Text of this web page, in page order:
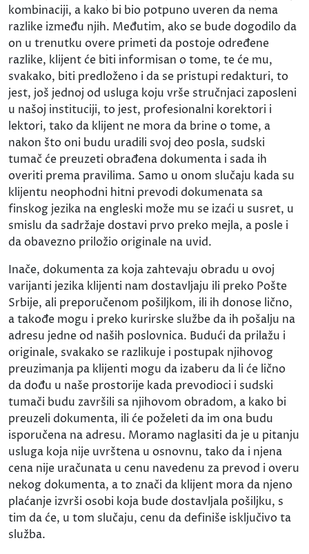
kombinaciji, a kako bi bio potpuno uveren da nema
razlike između njih. Međutim, ako se bude dogodilo da
on u trenutku overe primeti da postoje određene
razlike, klijent će biti informisan o tome, te će mu,
svakako, biti predloženo i da se pristupi redakturi, to
jest, još jednoj od usluga koju vrše stručnjaci zaposleni
u našoj instituciji, to jest, profesionalni korektori i
lektori, tako da klijent ne mora da brine o tome, a
nakon što oni budu uradili svoj deo posla, sudski
tumač će preuzeti obrađena dokumenta i sada ih
overiti prema pravilima. Samo u onom slučaju kada su
klijentu neophodni hitni prevodi dokumenata sa
finskog jezika na engleski može mu se izaći u susret, u
smislu da sadržaje dostavi prvo preko mejla, a posle i
da obavezno priložio originale na uvid.
Inače, dokumenta za koja zahtevaju obradu u ovoj
varijanti jezika klijenti nam dostavljaju ili preko Pošte
Srbije, ali preporučenom pošiljkom, ili ih donose lično,
a takođe mogu i preko kurirske službe da ih pošalju na
adresu jedne od naših poslovnica. Budući da prilažu i
originale, svakako se razlikuje i postupak njihovog
preuzimanja pa klijenti mogu da izaberu da li će lično
da dođu u naše prostorije kada prevodioci i sudski
tumači budu završili sa njihovom obradom, a kako bi
preuzeli dokumenta, ili će poželeti da im ona budu
isporučena na adresu. Moramo naglasiti da je u pitanju
usluga koja nije uvrštena u osnovnu, tako da i njena
cena nije uračunata u cenu navedenu za prevod i overu
nekog dokumenta, a to znači da klijent mora da njeno
plaćanje izvrši osobi koja bude dostavljala pošiljku, s
tim da će, u tom slučaju, cenu da definiše isključivo ta
služba.